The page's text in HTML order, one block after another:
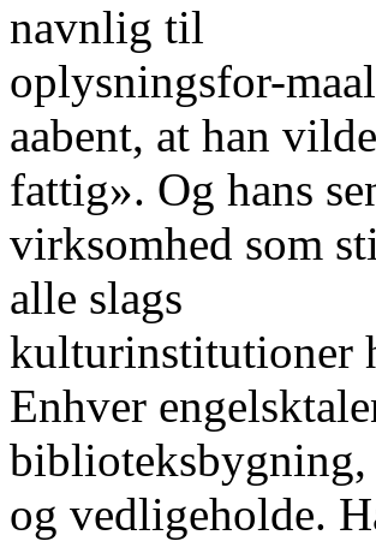
navnlig til
oplysningsfor-
aabent, at han
fattig». Og hans
virksomhed som
alle slags
kulturinstitutioner
Enhver
biblioteksbygning,
og vedligeholde.